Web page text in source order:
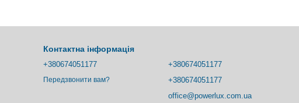
Контактна інформація
+380674051177
Передзвонити вам?
+380674051177
+380674051177
office@powerlux.com.ua